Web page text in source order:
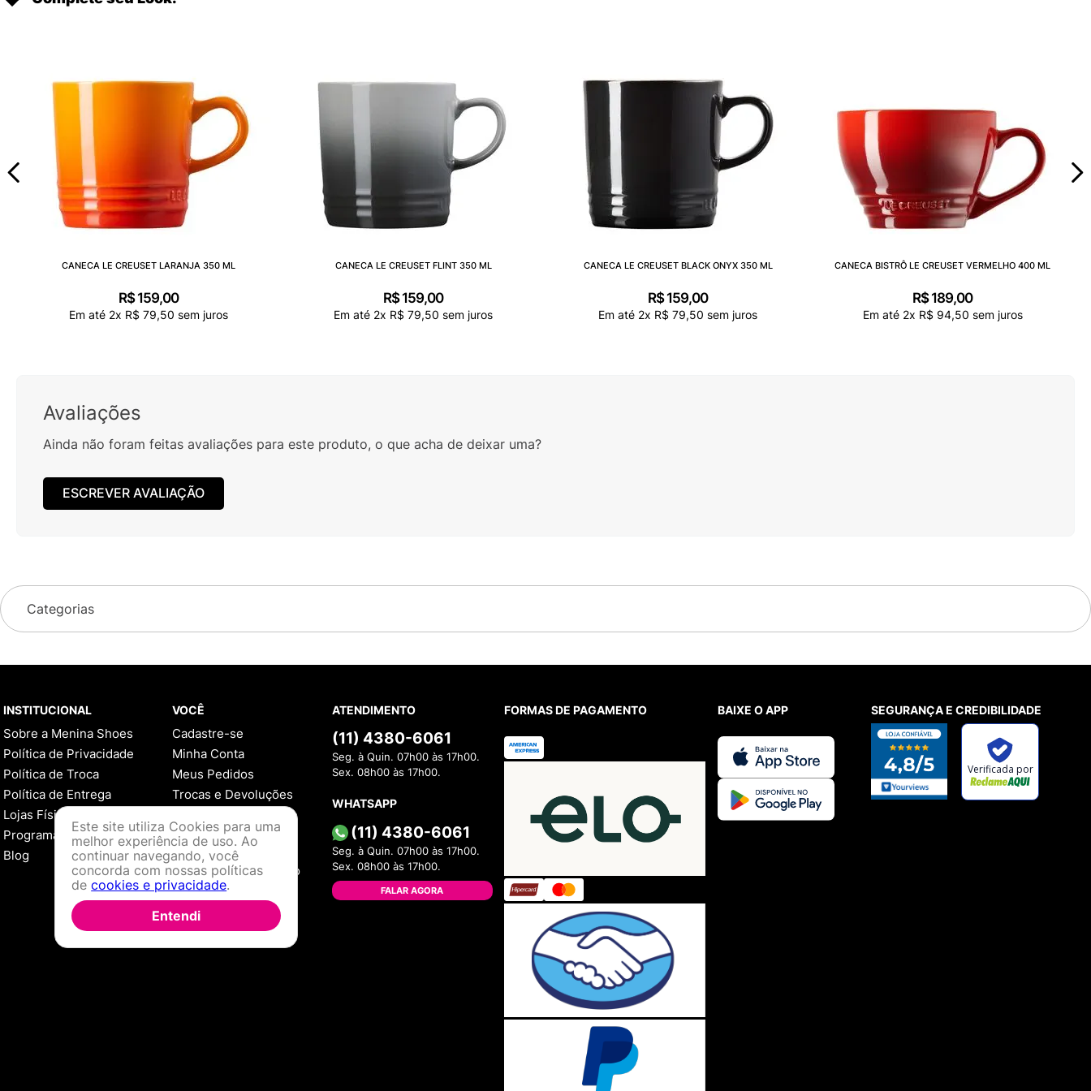
CANECA LE CREUSET LARANJA 350 ML
R$ 159,00
Em até 2x R$ 79,50 sem juros
CANECA LE CREUSET FLINT 350 ML
R$ 159,00
Em até 2x R$ 79,50 sem juros
CANECA LE CREUSET BLACK ONYX 350 ML
R$ 159,00
Em até 2x R$ 79,50 sem juros
CANECA BISTRÔ LE CREUSET VERMELHO 400 ML
R$ 189,00
Em até 2x R$ 94,50 sem juros
Avaliações
Ainda não foram feitas avaliações para este produto, o que acha de deixar uma?
ESCREVER AVALIAÇÃO
Categorias
INSTITUCIONAL
Sobre a Menina Shoes
Política de Privacidade
Política de Troca
Política de Entrega
Lojas Físicas
Programa de Fidelidade
Blog
VOCÊ
Cadastre-se
Minha Conta
Meus Pedidos
Trocas e Devoluções
AJUDA
Como Comprar
Formas de Pagamento
Política de Troca
Dúvidas Frequentes
ATENDIMENTO
(11) 4380-6061
Seg. à Quin. 07h00 às 17h00.
Sex. 08h00 às 17h00.
WHATSAPP
(11) 4380-6061
Seg. à Quin. 07h00 às 17h00.
Sex. 08h00 às 17h00.
FALAR AGORA
FORMAS DE PAGAMENTO BAIXE O APP SEGURANÇA E CREDIBILIDADE
Este site utiliza Cookies para uma
melhor experiência de uso. Ao
continuar navegando, você
concorda com nossas políticas
decookies e privacidade.
Entendi